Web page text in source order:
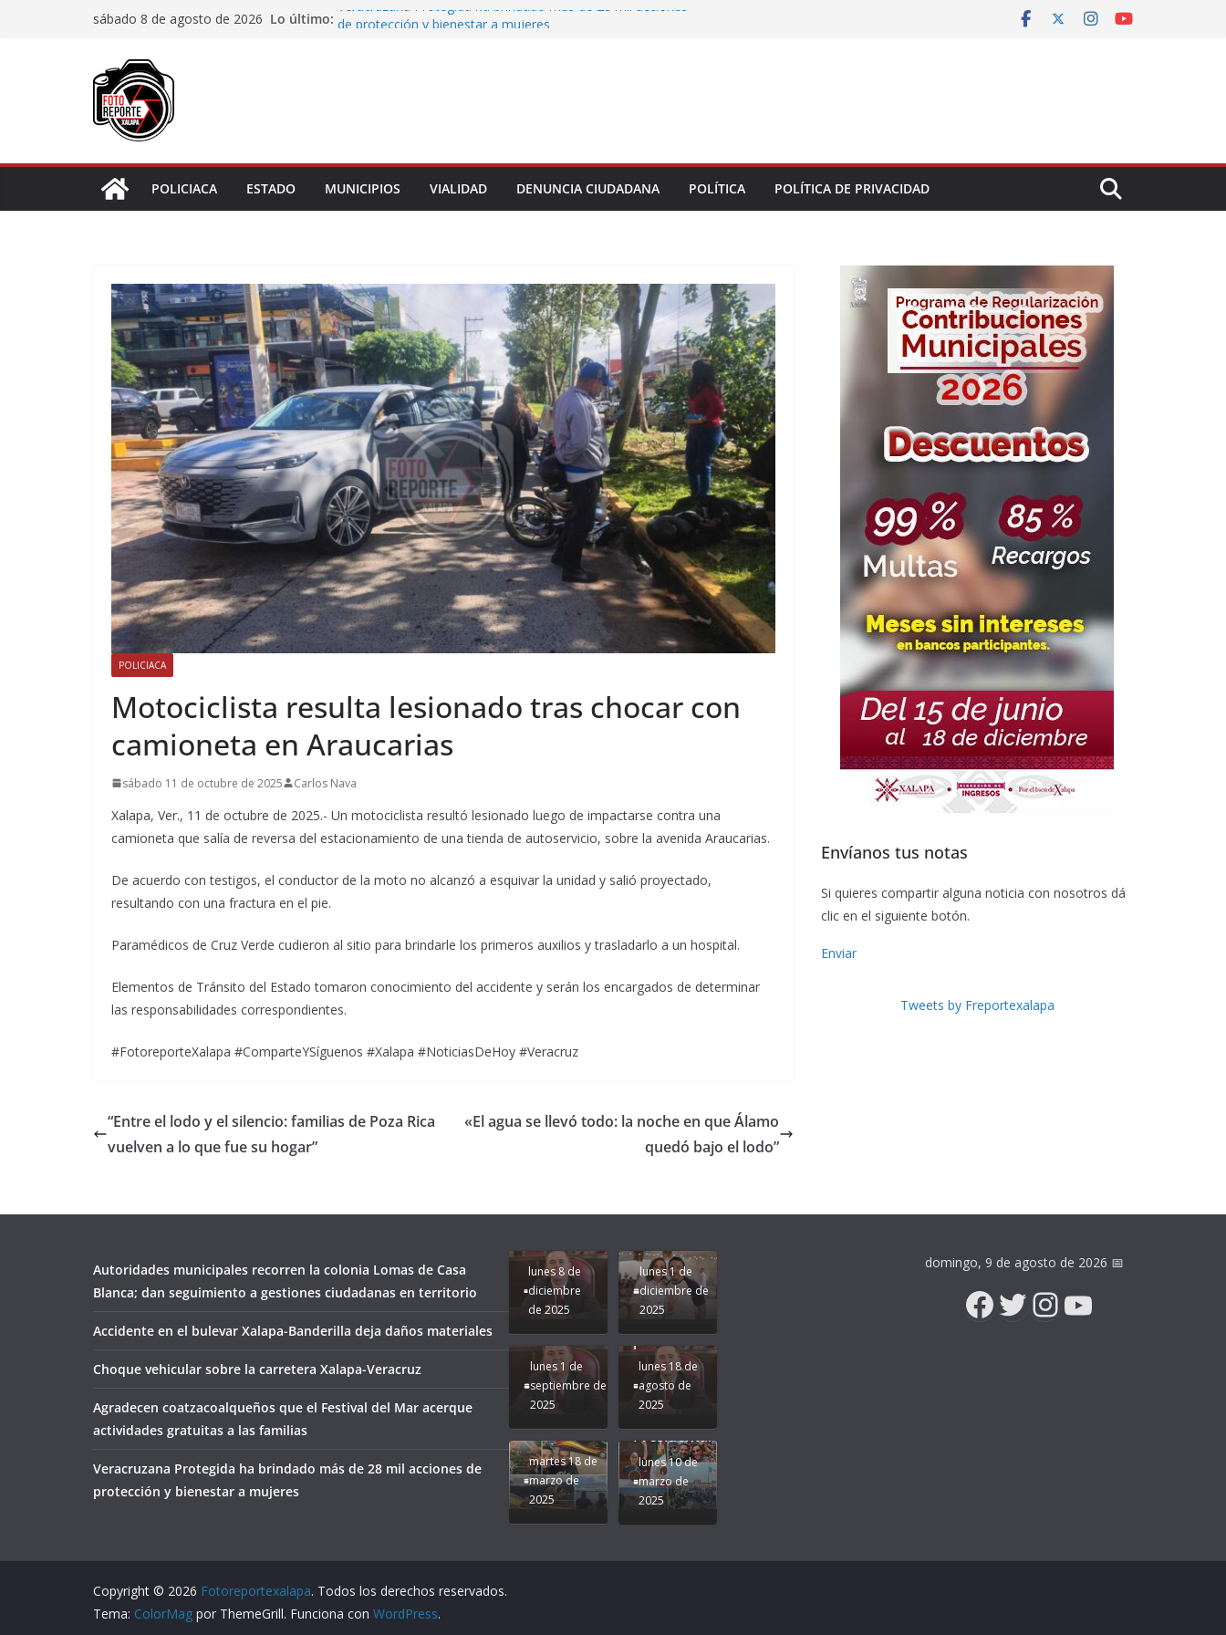
sábado 8 de agosto de 2026 Lo último: Veracruzana Protegida ha brindado más de 28 mil acciones
actividades gratuitas a las familias
POLICIACA
ESTADO MUNICIPIOS VIALIDAD DENUNCIA CIUDADANA POLÍTICA POLÍTICA DE PRIVACIDAD
POLICIACA
Motociclista resulta lesionado tras chocar con
camioneta en Araucarias
sábado 11 de octubre de 2025 Carlos Nava
Xalapa, Ver., 11 de octubre de 2025.- Un motociclista resultó lesionado luego de impactarse contra una
camioneta que salía de reversa del estacionamiento de una tienda de autoservicio, sobre la avenida Araucarias.
De acuerdo con testigos, el conductor de la moto no alcanzó a esquivar la unidad y salió proyectado,
resultando con una fractura en el pie.
Paramédicos de Cruz Verde cudieron al sitio para brindarle los primeros auxilios y trasladarlo a un hospital.
Elementos de Tránsito del Estado tomaron conocimiento del accidente y serán los encargados de determinar
las responsabilidades correspondientes.
#FotoreporteXalapa #ComparteYSíguenos #Xalapa #NoticiasDeHoy #Veracruz
“Entre el lodo y el silencio: familias de Poza Rica
vuelven a lo que fue su hogar”
«El agua se llevó todo: la noche en que Álamo
quedó bajo el lodo”
Envíanos tus notas
Si quieres compartir alguna noticia con nosotros dá
clic en el siguiente botón.
Enviar
Tweets by Freportexalapa
Autoridades municipales recorren la colonia Lomas de Casa
Blanca; dan seguimiento a gestiones ciudadanas en territorio
Accidente en el bulevar Xalapa-Banderilla deja daños materiales
Choque vehicular sobre la carretera Xalapa-Veracruz
Agradecen coatzacoalqueños que el Festival del Mar acerque
actividades gratuitas a las familias
Veracruzana Protegida ha brindado más de 28 mil acciones de
protección y bienestar a mujeres
lunes 8 de
diciembre
de 2025
lunes 1 de
diciembre de
2025
Apoyo y
Seguimos la
Ruta que
Marca
Nuestra
Rocío Nahle.
lunes 1 de
septiembre de
2025
Pongamos
de moda;
San
Andrés
Tuxtla
presente.
lunes 18 de
agosto de
2025
Difamación
martes 18 de
marzo de
2025
Presidenta!
lunes 10 de
marzo de
2025
domingo, 9 de agosto de 2026 📅
Facebook
Twitter
Instagram
YouTube
Copyright © 2026 Fotoreportexalapa. Todos los derechos reservados.
Tema: ColorMag por ThemeGrill. Funciona con WordPress.